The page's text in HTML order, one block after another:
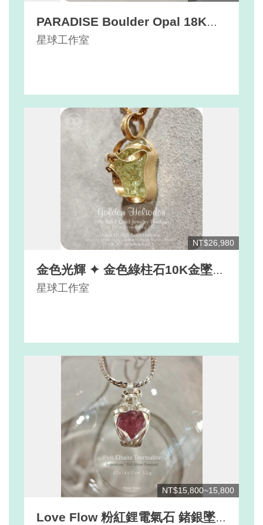
PARADISE Boulder Opal 18K
Pendant
星球工作室
NT$26,980
金色光輝 ✦ 金色綠柱石10K金墜
Auric Lumina ✦ Heliodor 10K
星球工作室
NT$15,800~15,800
Love Flow 粉紅鋰電氣石 鍺銀墜